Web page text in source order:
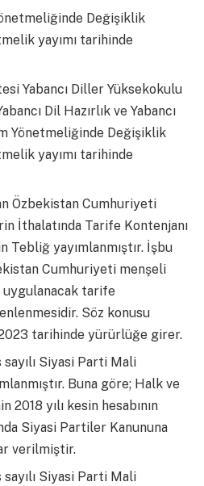
Değişiklik
yayımı tarihinde
Yabancı Diller Yüksekokulu
Dil Hazırlık ve Yabancı
Yönetmeliğinde Değişiklik
yayımı tarihinde
Özbekistan Cumhuriyeti
İthalatında Tarife Kontenjanı
Tebliğ yayımlanmıştır. İşbu
Cumhuriyeti menşeli
uygulanacak tarife
Söz konusu
tarihinde yürürlüğe girer.
sayılı Siyasi Parti Mali
Buna göre; Halk ve
yılı kesin hesabının
Siyasi Partiler Kanununa
verilmiştir.
sayılı Siyasi Parti Mali